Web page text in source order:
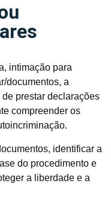
intimação para
documentos, a
prestar declarações
compreender os
identificar a
do procedimento e
a liberdade e a